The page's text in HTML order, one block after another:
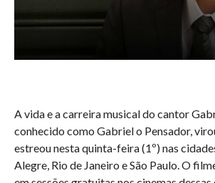
A vida e a carreira musical do cantor
conhecido como Gabriel o Pensador,
estreou nesta quinta-feira (1º) nas
Alegre, Rio de Janeiro e São Paulo. O